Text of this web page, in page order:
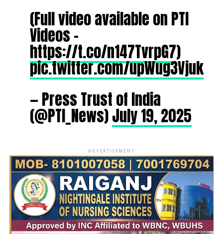
(Full video available on PTI
Videos –
https://t.co/n147TvrpG7)
pic.twitter.com/upWug3Vjuk
— Press Trust of India
(@PTI_News)July 19, 2025
ADVERTISEMENT